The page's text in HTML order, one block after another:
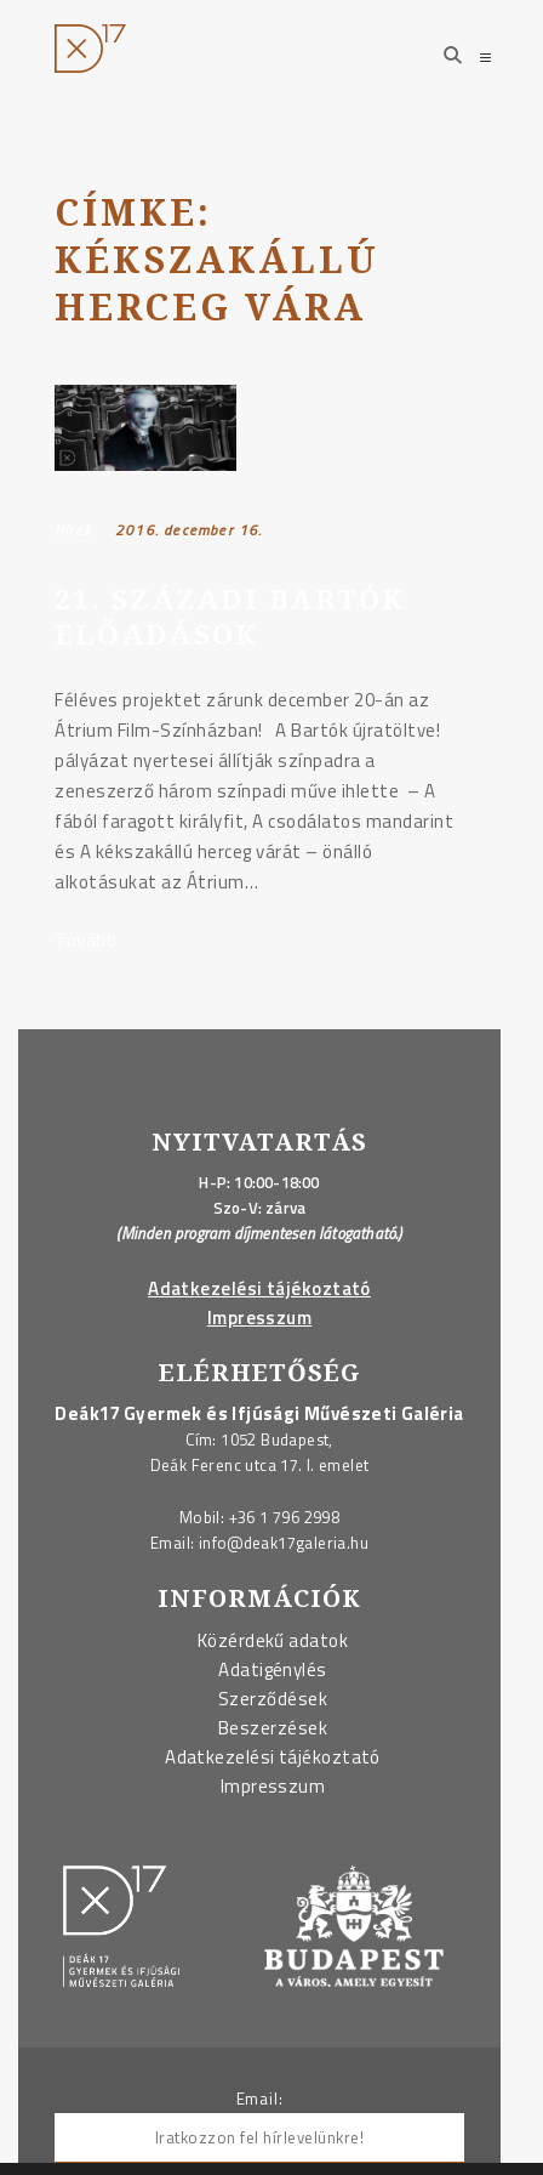
tartalomhoz
open
search
open
CÍMKE:
KÉKSZAKÁLLÚ
HERCEG VÁRA
Posted on:
2016. december 16.
Féléves projektet zárunk december 20-án az
Átrium Film-Színházban! A Bartók újratöltve!
pályázat nyertesei állítják színpadra a
zeneszerző három színpadi műve ihlette – A
fából faragott királyfit, A csodálatos mandarint
és A kékszakállú herceg várát – önálló
alkotásukat az Átrium…
előadások"
NYITVATARTÁS
H-P: 10:00-18:00
Szo-V: zárva
(Minden program díjmentesen látogatható.)
Adatkezelési tájékoztató
Impresszum
ELÉRHETŐSÉG
Deák17 Gyermek és Ifjúsági Művészeti Galéria
Cím: 1052 Budapest,
Deák Ferenc utca 17. I. emelet
Mobil: +36 1 796 2998
Email: info@deak17galeria.hu
INFORMÁCIÓK
Közérdekű adatok
Adatigénylés
Szerződések
Beszerzések
Adatkezelési tájékoztató
Impresszum
Email: